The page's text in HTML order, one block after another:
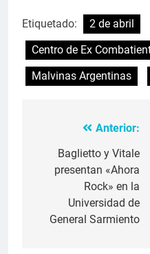
Etiquetado:
2 de abril
Centro de Ex
Malvinas Argentinas
Navegación
entradas
Anterior:
Baglietto y Vitale
presentan «Ahora
Rock» en la
Universidad de
General Sarmiento